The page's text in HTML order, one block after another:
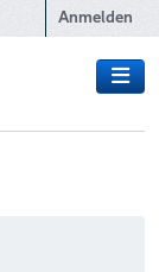
Anmelden